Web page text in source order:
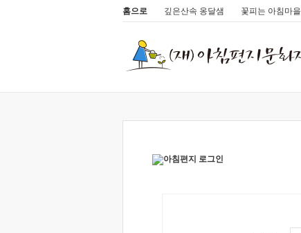
홈으로 깊은산속 옹달샘 꽃피는 아침마을